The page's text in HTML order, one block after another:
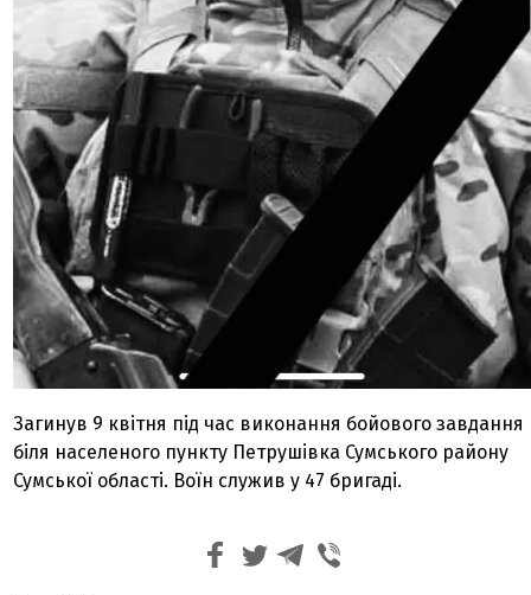
Загинув 9 квітня під час виконання бойового завдання
біля населеного пункту Петрушівка Сумського району
Сумської області. Воїн служив у 47 бригаді.